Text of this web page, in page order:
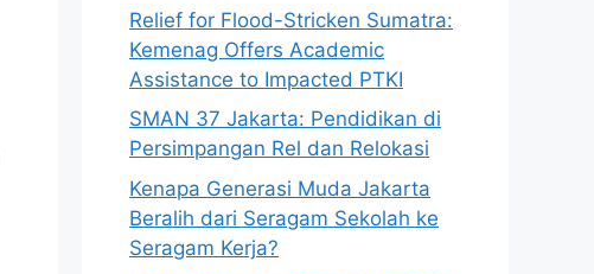
Relief for Flood-Stricken Sumatra:
Kemenag Offers Academic
Assistance to Impacted PTKI
SMAN 37 Jakarta: Pendidikan di
Persimpangan Rel dan Relokasi
Kenapa Generasi Muda Jakarta
Beralih dari Seragam Sekolah ke
Seragam Kerja?